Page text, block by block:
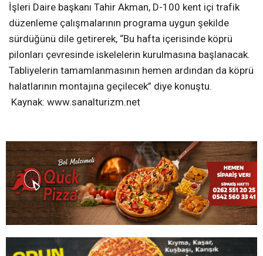
İşleri Daire başkanı Tahir Akman, D-100 kent içi trafik
düzenleme çalışmalarının programa uygun şekilde
sürdüğünü dile getirerek, “Bu hafta içerisinde köprü
pilonları çevresinde iskelelerin kurulmasına başlanacak.
Tabliyelerin tamamlanmasının hemen ardından da köprü
halatlarının montajına geçilecek” diye konuştu.
Kaynak: www.sanalturizm.net